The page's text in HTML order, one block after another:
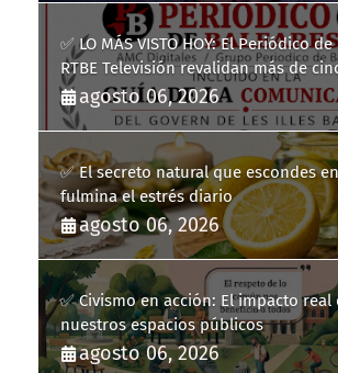
✅ LO MÁS VISTO HOY: El Periódico
RTBE Televisión revalidan más de
la Guía de la Comunicación del
Balears
agosto 06, 2026
✅ El secreto natural que escondes
fulmina el estrés diario
agosto 06, 2026
✅ Civismo en acción: El impacto
nuestros espacios públicos
agosto 06, 2026